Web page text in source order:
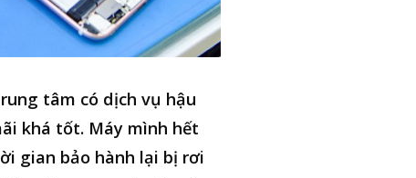
tâm có dịch vụ hậu
khá tốt. Máy mình hết
gian bảo hành lại bị rơi